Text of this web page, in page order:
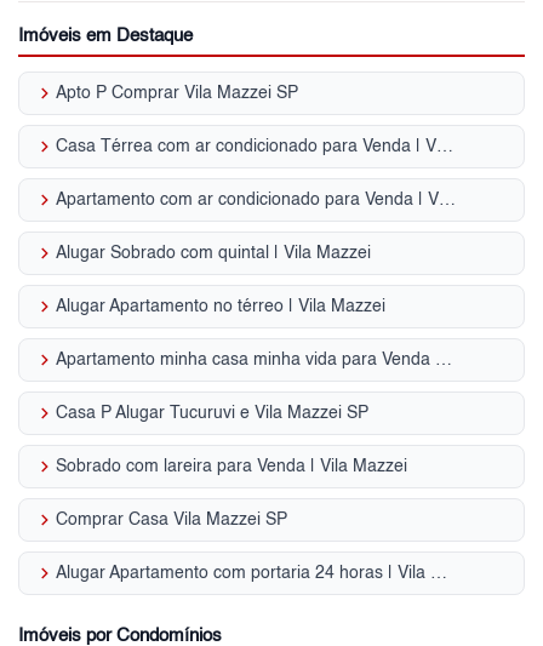
Imóveis em Destaque
keyboard_arrow_right Apto P Comprar Vila Mazzei SP
keyboard_arrow_right Casa Térrea com ar condicionado para Venda | Vila Mazzei
keyboard_arrow_right Apartamento com ar condicionado para Venda | Vila Mazzei
keyboard_arrow_right Alugar Sobrado com quintal | Vila Mazzei
keyboard_arrow_right Alugar Apartamento no térreo | Vila Mazzei
keyboard_arrow_right Apartamento minha casa minha vida para Venda | Vila Mazzei
keyboard_arrow_right Casa P Alugar Tucuruvi e Vila Mazzei SP
keyboard_arrow_right Sobrado com lareira para Venda | Vila Mazzei
keyboard_arrow_right Comprar Casa Vila Mazzei SP
keyboard_arrow_right Alugar Apartamento com portaria 24 horas | Vila Mazzei
Imóveis por Condomínios